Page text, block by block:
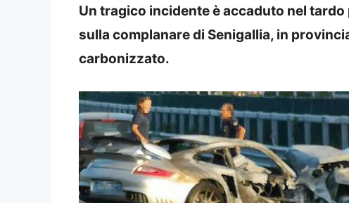
Un tragico incidente è accaduto nel
sulla complanare di Senigallia, in
carbonizzato.